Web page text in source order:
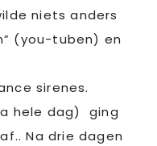
niets anders
(you-tuben) en
sirenes.
hele dag) ging
Na drie dagen